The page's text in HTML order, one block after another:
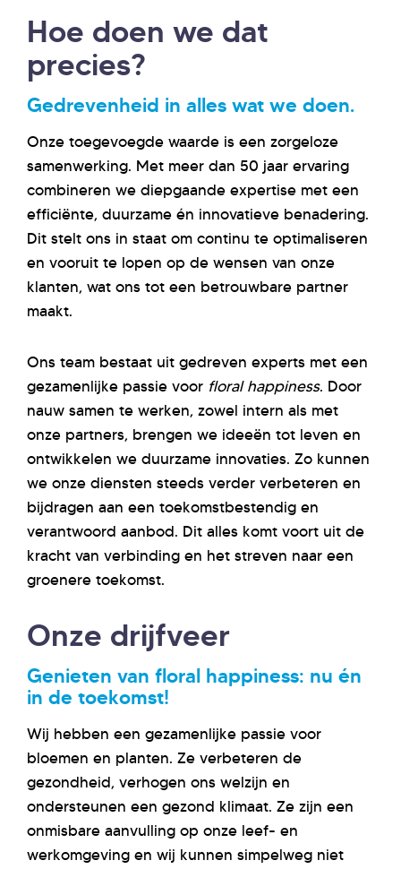
Hoe doen we dat
precies?
Gedrevenheid in alles wat we doen.
Onze toegevoegde waarde is een zorgeloze
samenwerking. Met meer dan 50 jaar ervaring
combineren we diepgaande expertise met een
efficiënte, duurzame én innovatieve benadering.
Dit stelt ons in staat om continu te optimaliseren
en vooruit te lopen op de wensen van onze
klanten, wat ons tot een betrouwbare partner
maakt.
Ons team bestaat uit gedreven experts met een
gezamenlijke passie voor floral happiness. Door
nauw samen te werken, zowel intern als met
onze partners, brengen we ideeën tot leven en
ontwikkelen we duurzame innovaties. Zo kunnen
we onze diensten steeds verder verbeteren en
bijdragen aan een toekomstbestendig en
verantwoord aanbod. Dit alles komt voort uit de
kracht van verbinding en het streven naar een
groenere toekomst.
Onze drijfveer
Genieten van floral happiness: nu én
in de toekomst!
Wij hebben een gezamenlijke passie voor
bloemen en planten. Ze verbeteren de
gezondheid, verhogen ons welzijn en
ondersteunen een gezond klimaat. Ze zijn een
onmisbare aanvulling op onze leef- en
werkomgeving en wij kunnen simpelweg niet